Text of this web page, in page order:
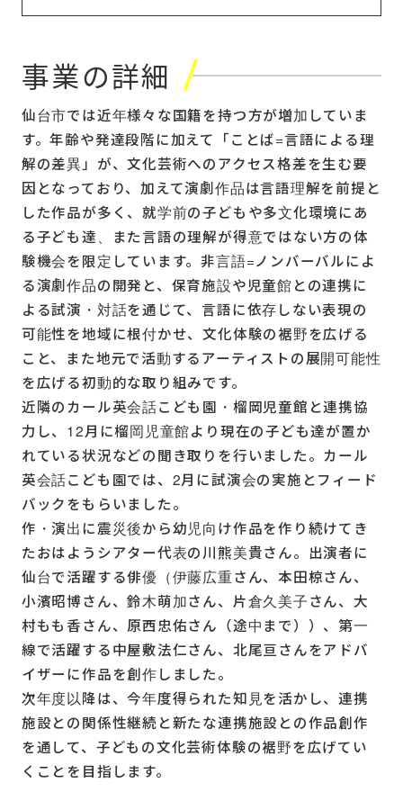
事業の詳細
仙台市では近年様々な国籍を持つ方が増加していま
す。年齢や発達段階に加えて「ことば=言語による理
解の差異」が、文化芸術へのアクセス格差を生む要
因となっており、加えて演劇作品は言語理解を前提と
した作品が多く、就学前の子どもや多文化環境にあ
る子ども達、また言語の理解が得意ではない方の体
験機会を限定しています。非言語=ノンバーバルによ
る演劇作品の開発と、保育施設や児童館との連携に
よる試演・対話を通じて、言語に依存しない表現の
可能性を地域に根付かせ、文化体験の裾野を広げる
こと、また地元で活動するアーティストの展開可能性
を広げる初動的な取り組みです。
近隣のカール英会話こども園・榴岡児童館と連携協
力し、12月に榴岡児童館より現在の子ども達が置か
れている状況などの聞き取りを行いました。カール
英会話こども園では、2月に試演会の実施とフィード
バックをもらいました。
作・演出に震災後から幼児向け作品を作り続けてき
たおはようシアター代表の川熊美貴さん。出演者に
仙台で活躍する俳優（伊藤広重さん、本田椋さん、
小濱昭博さん、鈴木萌加さん、片倉久美子さん、大
村もも香さん、原西忠佑さん（途中まで））、第一
線で活躍する中屋敷法仁さん、北尾亘さんをアドバ
イザーに作品を創作しました。
次年度以降は、今年度得られた知見を活かし、連携
施設との関係性継続と新たな連携施設との作品創作
を通して、子どもの文化芸術体験の裾野を広げてい
くことを目指します。